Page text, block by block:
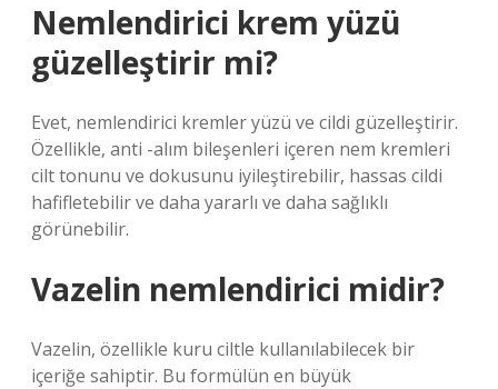
Nemlendirici krem yüzü
güzelleştirir mi?
Evet, nemlendirici kremler yüzü ve cildi güzelleştirir.
Özellikle, anti -alım bileşenleri içeren nem kremleri
cilt tonunu ve dokusunu iyileştirebilir, hassas cildi
hafifletebilir ve daha yararlı ve daha sağlıklı
görünebilir.
Vazelin nemlendirici midir?
Vazelin, özellikle kuru ciltle kullanılabilecek bir
içeriğe sahiptir. Bu formülün en büyük